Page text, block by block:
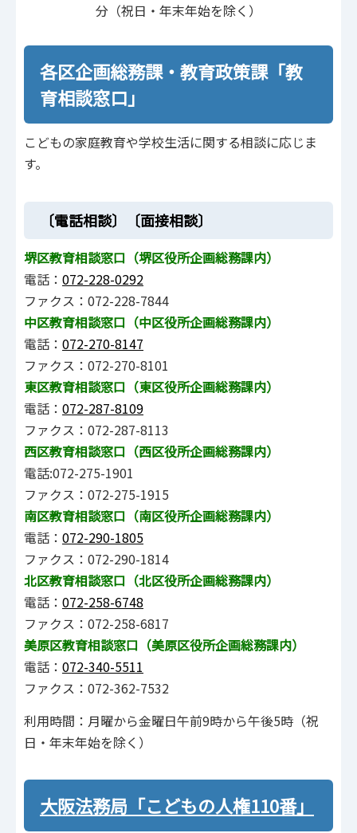
分（祝日・年末年始を除く）
各区企画総務課・教育政策課「教
育相談窓口」
こどもの家庭教育や学校生活に関する相談に応じま
す。
〔電話相談〕〔面接相談〕
堺区教育相談窓口（堺区役所企画総務課内）
電話： 072-228-0292
ファクス：072-228-7844
中区教育相談窓口（中区役所企画総務課内）
電話： 072-270-8147
ファクス：072-270-8101
東区教育相談窓口（東区役所企画総務課内）
電話： 072-287-8109
ファクス：072-287-8113
西区教育相談窓口（西区役所企画総務課内）
電話:072-275-1901
ファクス：072-275-1915
南区教育相談窓口（南区役所企画総務課内）
電話： 072-290-1805
ファクス：072-290-1814
北区教育相談窓口（北区役所企画総務課内）
電話： 072-258-6748
ファクス：072-258-6817
美原区教育相談窓口（美原区役所企画総務課内）
電話： 072-340-5511
ファクス：072-362-7532
利用時間：月曜から金曜日午前9時から午後5時（祝
日・年末年始を除く）
大阪法務局「こどもの人権110番」